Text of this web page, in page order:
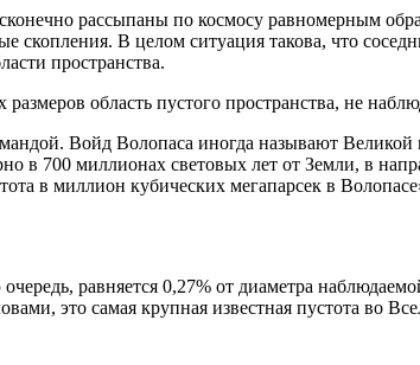
рассыпаны по космосу равномерным
скопления. В целом ситуация такова, что
пространства.
область пустого пространства, не
Войд Волопаса иногда называют
в 700 миллионах световых лет от Земли, в
в миллион кубических мегапарсек в
равняется 0,27% от диаметра
это самая крупная известная пустота во